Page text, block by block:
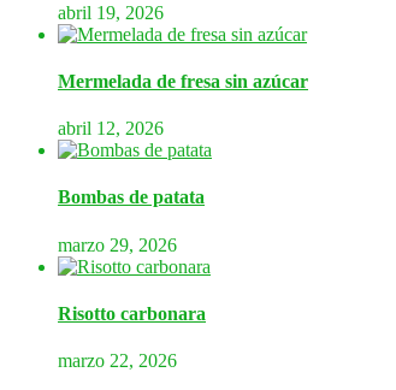
abril 19, 2026
Mermelada de fresa sin azúcar
abril 12, 2026
Bombas de patata
marzo 29, 2026
Risotto carbonara
marzo 22, 2026